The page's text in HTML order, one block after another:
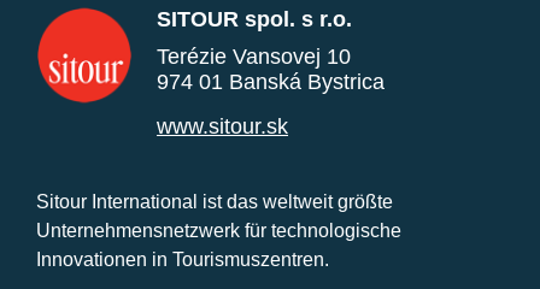
SITOUR spol. s r.o.
Terézie Vansovej 10
974 01 Banská Bystrica
www.sitour.sk
Sitour International ist das weltweit größte
Unternehmensnetzwerk für technologische
Innovationen in Tourismuszentren.